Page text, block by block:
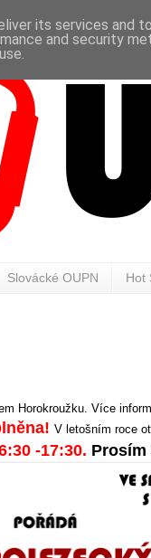
Slovácké OUPN Hot
Horokroužku. Více
V letošním roce
-17:30.
its services and
and security